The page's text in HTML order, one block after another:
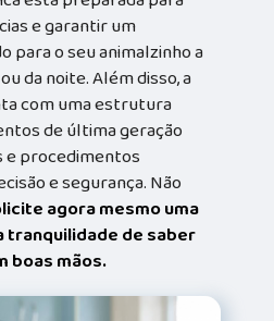
e garantir um
para o seu animalzinho a
da noite. Além disso, a
com uma estrutura
de última geração
e procedimentos
e segurança. Não
agora mesmo uma
tranquilidade de saber
boas mãos.